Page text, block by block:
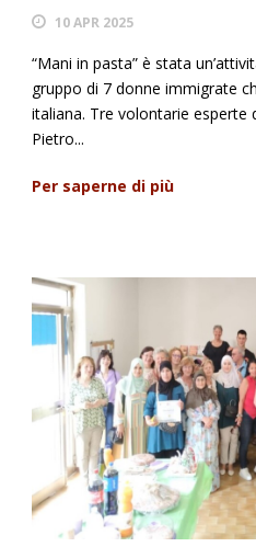
10 APR 2025
“Mani in pasta” è stata
gruppo di 7 donne immigrate
italiana. Tre volontarie esperte
Pietro...
Per saperne di più